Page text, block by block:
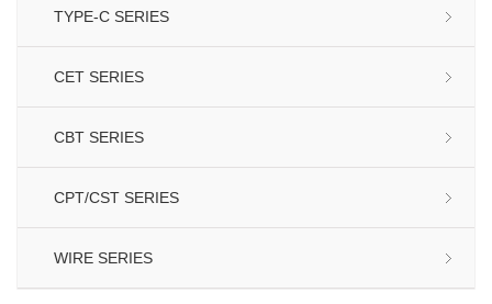
TYPE-C SERIES
CET SERIES
CBT SERIES
CPT/CST SERIES
WIRE SERIES